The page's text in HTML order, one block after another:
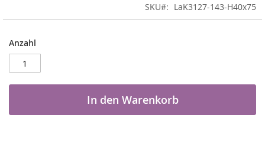
SKU
LaK3127-143-H40x75
Anzahl
In den Warenkorb